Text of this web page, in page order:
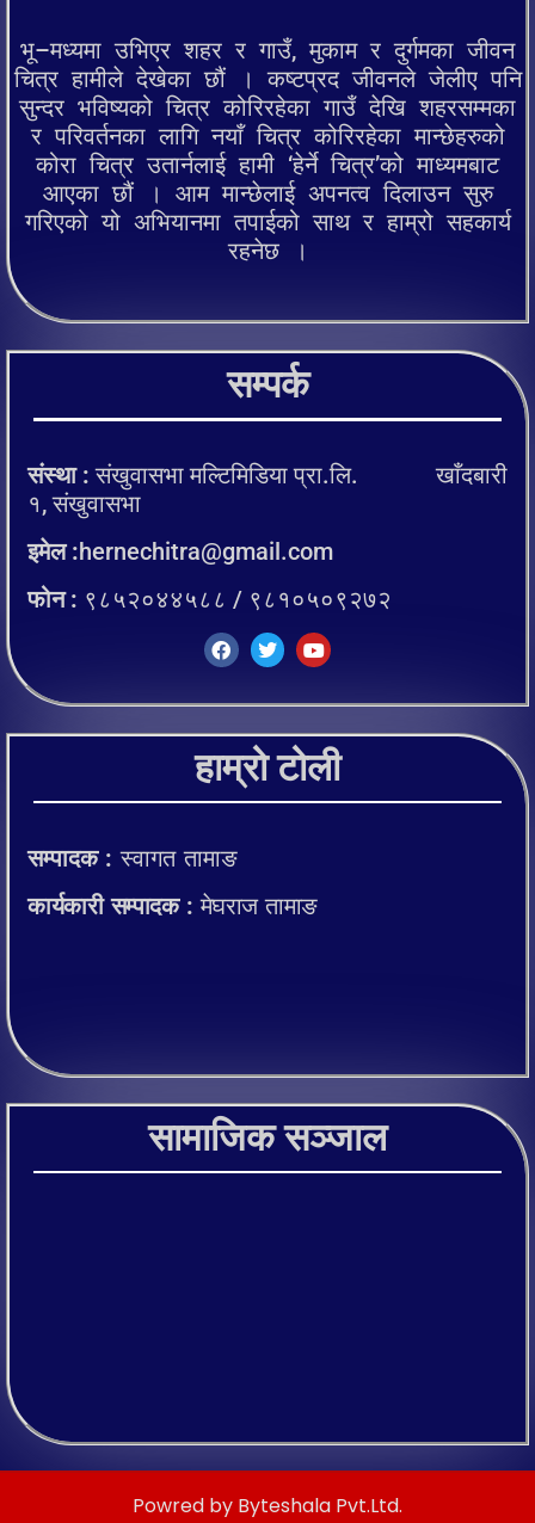
भू–मध्यमा उभिएर शहर र गाउँ, मुकाम र दुर्गमका जीवन
चित्र हामीले देखेका छौं । कष्टप्रद जीवनले जेलीए पनि
सुन्दर भविष्यको चित्र कोरिरहेका गाउँ देखि शहरसम्मका
र परिवर्तनका लागि नयाँ चित्र कोरिरहेका मान्छेहरुको
कोरा चित्र उतार्नलाई हामी ‘हेर्ने चित्र’को माध्यमबाट
आएका छौं । आम मान्छेलाई अपनत्व दिलाउन सुरु
गरिएको यो अभियानमा तपाईको साथ र हाम्रो सहकार्य
रहनेछ ।
सम्पर्क
संस्था : संखुवासभा मल्टिमिडिया प्रा.लि. खाँदबारी
१, संखुवासभा
इमेल :hernechitra@gmail.com
फोन : ९८५२०४४५८८ / ९८१०५०९२७२
हाम्रो टोली
सम्पादक :स्वागत तामाङ
कार्यकारी सम्पादक :मेघराज तामाङ
सामाजिक सञ्जाल
Powred by Byteshala Pvt.Ltd.